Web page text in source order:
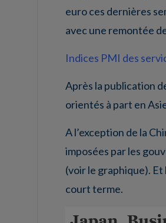
euro ces dernières
avec une remontée
Indices PMI des
Après la publication
orientés à part en
A l’exception de la
imposées par les
(voir le graphique).
court terme.